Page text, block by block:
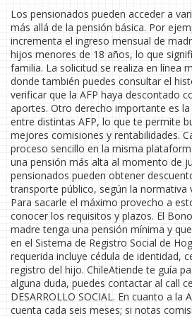
Los pensionados pueden acceder a
más allá de la pensión básica. Por
incrementa el ingreso mensual de
hijos menores de 18 años, lo que
familia. La solicitud se realiza en línea
donde también puedes consultar el
verificar que la AFP haya descontado
aportes. Otro derecho importante es
entre distintas AFP, lo que te permite
mejores comisiones y rentabilidades.
proceso sencillo en la misma
una pensión más alta al momento de
pensionados pueden obtener
transporte público, según la normativa
Para sacarle el máximo provecho a
conocer los requisitos y plazos. El
madre tenga una pensión mínima y
en el Sistema de Registro Social de
requerida incluye cédula de identidad,
registro del hijo. ChileAtiende te guía
alguna duda, puedes contactar al call
DESARROLLO SOCIAL. En cuanto a la
cuenta cada seis meses; si notas